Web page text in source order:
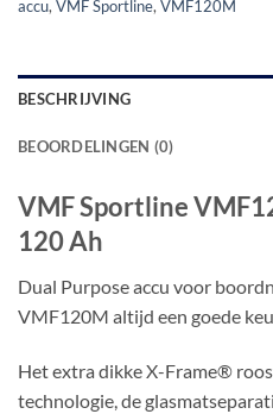
accu,VMF Sportline,VMF120M
BESCHRIJVING
BEOORDELINGEN (0)
VMF Sportline
120 Ah
Dual Purpose accu voor
VMF120M altijd een goede
Het extra dikke X-Frame®
technologie, de